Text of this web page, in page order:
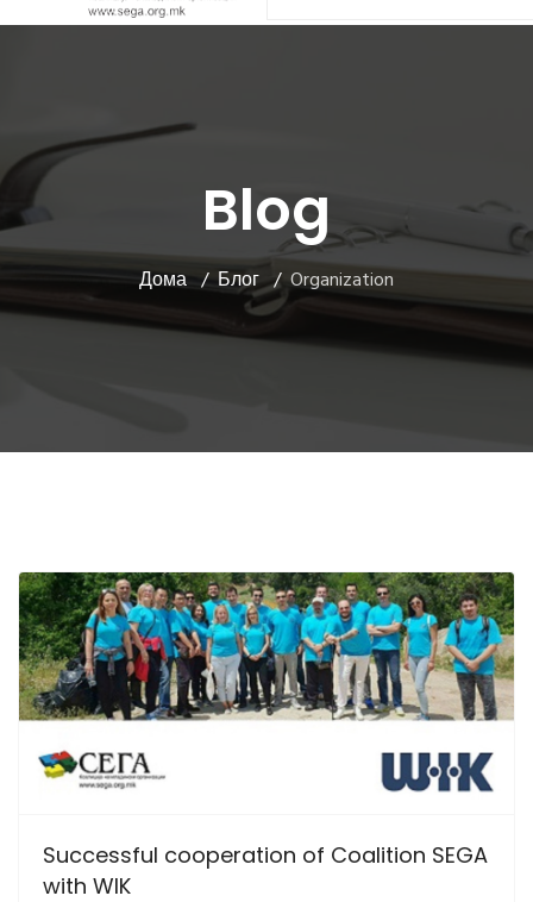
Blog
Дома Блог Organization
Successful cooperation of Coalition SEGA
with WIK